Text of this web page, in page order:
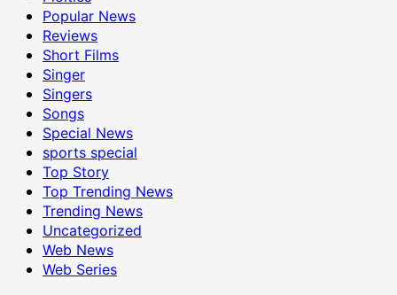
Popular News
Reviews
Short Films
Singer
Singers
Songs
Special News
sports special
Top Story
Top Trending News
Trending News
Uncategorized
Web News
Web Series